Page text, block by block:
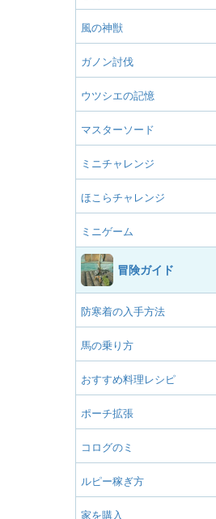
風の神獣
ガノン討伐
ウツシエの記憶
マスターソード
ミニチャレンジ
ほこらチャレンジ
ミニゲーム
冒険ガイド
防寒着の入手方法
馬の乗り方
おすすめ料理レシピ
ポーチ拡張
コログのミ
ルピー稼ぎ方
家を購入